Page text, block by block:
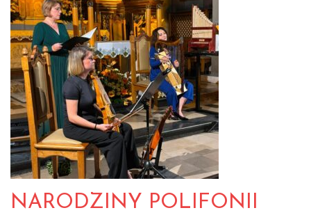
NARODZINY POLIFONII